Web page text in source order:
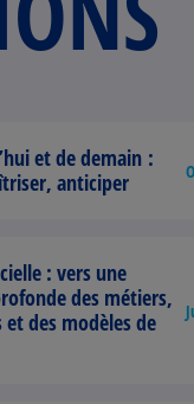
et de demain :
anticiper
: vers une
des métiers,
des modèles de